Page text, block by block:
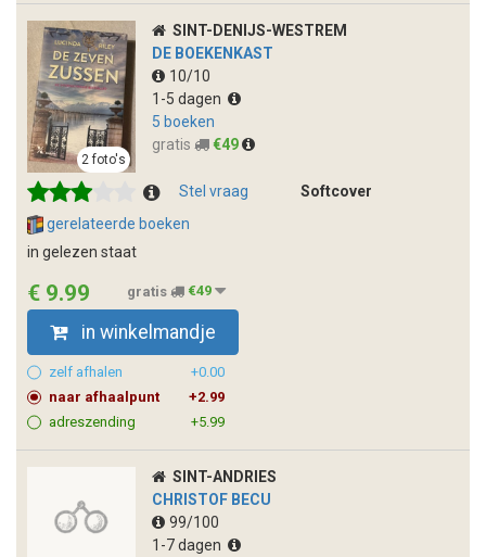
SINT-DENIJS-WESTREM
DE BOEKENKAST
10/10
1-5 dagen
5 boeken
gratis
€49
2 foto's
Stel vraag
Softcover
gerelateerde boeken
in gelezen staat
€ 9.99 gratis €49
in winkelmandje
zelf afhalen
+0.00
naar afhaalpunt
+2.99
adreszending
+5.99
SINT-ANDRIES
CHRISTOF BECU
99/100
1-7 dagen